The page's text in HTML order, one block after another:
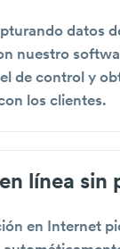
datos
nuestro
de control y
los clientes.
línea sin
en Internet